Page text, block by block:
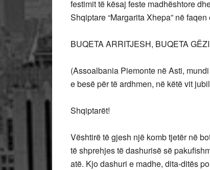
festimit të kësaj feste madhështore
Shqiptare “Margarita Xhepa” në faqen
BUQETA ARRITJESH, BUQETA
(Assoalbania Piemonte në Asti,
e besë për të ardhmen, në këtë vit
Shqiptarët!
Vështirë të gjesh një komb tjetër në
të shprehjes të dashurisë së
atë. Kjo dashuri e madhe, dita-ditës